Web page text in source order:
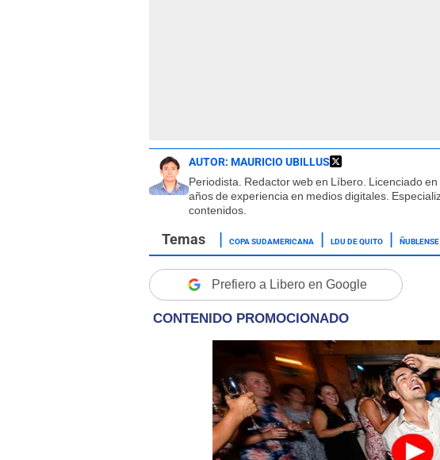
AUTOR: MAURICIO UBILLUS
Periodista. Redactor web en Líbero. Licenciado
años de experiencia en medios digitales.
contenidos.
COPA SUDAMERICANA LDU DE QUITO ÑUBLENSE
Prefiero a Libero en Google